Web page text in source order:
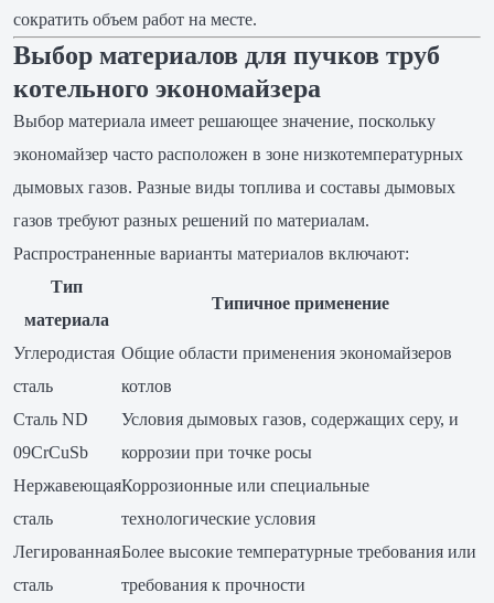
сократить объем работ на месте.
Выбор материалов для пучков труб
котельного экономайзера
Выбор материала имеет решающее значение, поскольку
экономайзер часто расположен в зоне низкотемпературных
дымовых газов. Разные виды топлива и составы дымовых
газов требуют разных решений по материалам.
Распространенные варианты материалов включают:
Тип
материала
Типичное применение
Углеродистая
сталь
Общие области применения экономайзеров
котлов
Сталь ND
09CrCuSb
Условия дымовых газов, содержащих серу, и
коррозии при точке росы
Нержавеющая
сталь
Коррозионные или специальные
технологические условия
Легированная
сталь
Более высокие температурные требования или
требования к прочности